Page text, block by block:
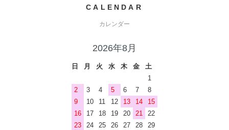
CALENDAR
カレンダー
2026年8月
日 月 火 水 木 金
土
1
2
3 4 5 6 7
8
9
10 11 12 13 14
15
16
17 18 19 20 21
22
23
24 25 26 27 28 29